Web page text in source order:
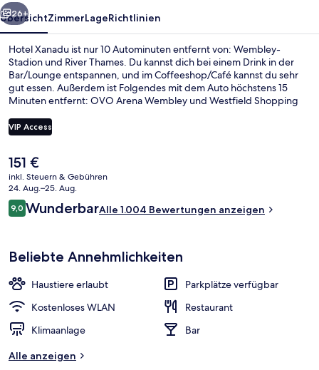
26+
ÜbersichtZimmerLageRichtlinien
Hotel Xanadu ist nur 10 Autominuten entfernt von: Wembley-
Stadion und River Thames. Du kannst dich bei einem Drink in der
Bar/Lounge entspannen, und im Coffeeshop/Café kannst du sehr
gut essen. Außerdem ist Folgendes mit dem Auto höchstens 15
Minuten entfernt: OVO Arena Wembley und Westfield Shopping
die Lage sehr gut. Die öffentlichen Verkehrsmittel sind ganz in der
Nähe: Zur U-Bahn (U-Bahn-Station Ealing Broadway) sind es nur 7
VIP Access
Der
aktuelle
Preis
beträgt
151 €.
151 €
inkl. Steuern & Gebühren
24. Aug.–25. Aug.
Bewertungen
9,09,0 von 10.
WunderbarAlle 1.004 Bewertungen anzeigen
Beliebte Annehmlichkeiten
Haustiere erlaubt
Parkplätze verfügbar
Kostenloses WLAN
Restaurant
Klimaanlage
Bar
Alle anzeigen